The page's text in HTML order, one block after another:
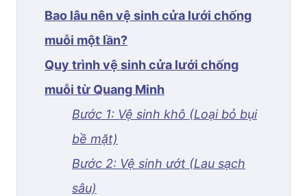
Bao lâu nên vệ sinh cửa lưới chống
muỗi một lần?
Quy trình vệ sinh cửa lưới chống
muỗi từ Quang Minh
Bước 1: Vệ sinh khô (Loại bỏ bụi
bề mặt)
Bước 2: Vệ sinh ướt (Lau sạch
sâu)